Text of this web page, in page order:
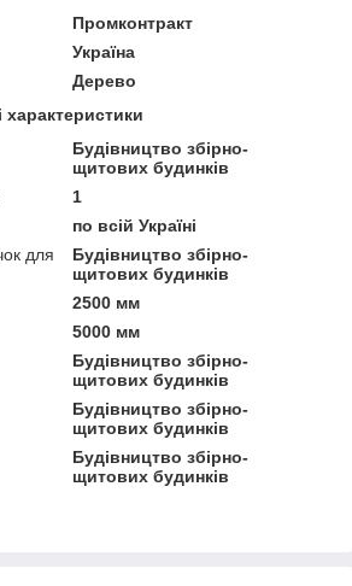
Промконтракт
Україна
Дерево
Будівництво збірно-
щитових будинків
1
по всій Україні
для
Будівництво збірно-
щитових будинків
2500 мм
5000 мм
Будівництво збірно-
щитових будинків
Будівництво збірно-
щитових будинків
Будівництво збірно-
щитових будинків